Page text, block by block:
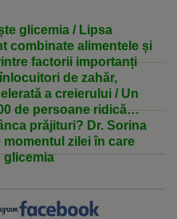
glicemia / Lipsa
combinate alimentele și
factorii importanți
de zahăr,
a creierului / Un
de persoane ridică
prăjituri? Dr. Sorina
momentul zilei în care
glicemia